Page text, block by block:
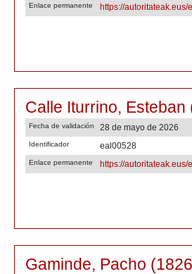
Enlace permanente https://autoritateak.eus/
Calle Iturrino, Esteban
Fecha de validación 28 de mayo de 2026
Identificador eal00528
Enlace permanente https://autoritateak.eus/
Gaminde, Pacho